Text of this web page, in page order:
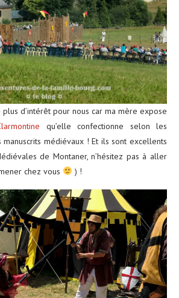
d’intérêt pour nous car ma mère expose
qu’elle confectionne selon les
manuscrits médiévaux ! Et ils sont excellents
de Montaner, n’hésitez pas à aller
chez vous
) !